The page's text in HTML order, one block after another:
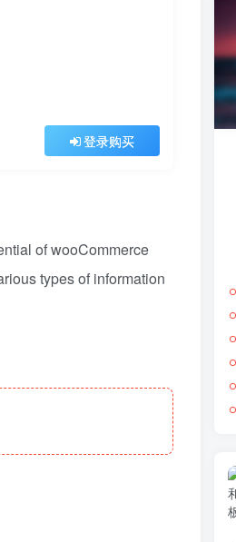
登录购买
of wooCommerce
types of information